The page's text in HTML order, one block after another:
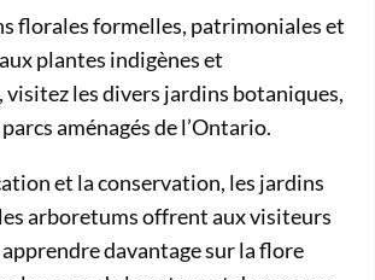
florales formelles, patrimoniales et
plantes indigènes et
les divers jardins botaniques,
aménagés de l’Ontario.
et la conservation, les jardins
arboretums offrent aux visiteurs
apprendre davantage sur la flore